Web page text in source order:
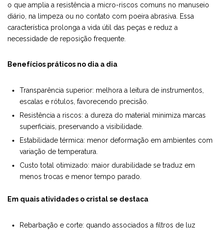
o que amplia a resistência a micro-riscos comuns no manuseio
diário, na limpeza ou no contato com poeira abrasiva. Essa
característica prolonga a vida útil das peças e reduz a
necessidade de reposição frequente.
Benefícios práticos no dia a dia
Transparência superior: melhora a leitura de instrumentos,
escalas e rótulos, favorecendo precisão.
Resistência a riscos: a dureza do material minimiza marcas
superficiais, preservando a visibilidade.
Estabilidade térmica: menor deformação em ambientes com
variação de temperatura.
Custo total otimizado: maior durabilidade se traduz em
menos trocas e menor tempo parado.
Em quais atividades o cristal se destaca
Rebarbação e corte: quando associados a filtros de luz